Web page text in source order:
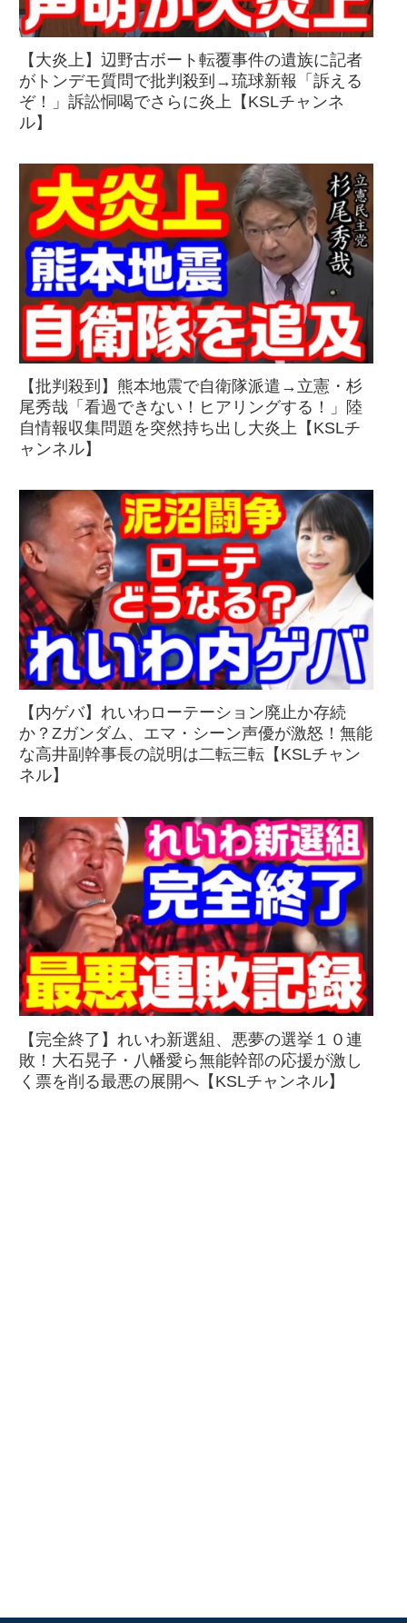
【大炎上】辺野古ボート転覆事件の遺族に記者
がトンデモ質問で批判殺到→琉球新報「訴える
ぞ！」訴訟恫喝でさらに炎上【KSLチャンネ
ル】
【批判殺到】熊本地震で自衛隊派遣→立憲・杉
尾秀哉「看過できない！ヒアリングする！」陸
自情報収集問題を突然持ち出し大炎上【KSLチ
ャンネル】
【内ゲバ】れいわローテーション廃止か存続
か？Zガンダム、エマ・シーン声優が激怒！無能
な高井副幹事長の説明は二転三転【KSLチャン
ネル】
【完全終了】れいわ新選組、悪夢の選挙１０連
敗！大石晃子・八幡愛ら無能幹部の応援が激し
く票を削る最悪の展開へ【KSLチャンネル】